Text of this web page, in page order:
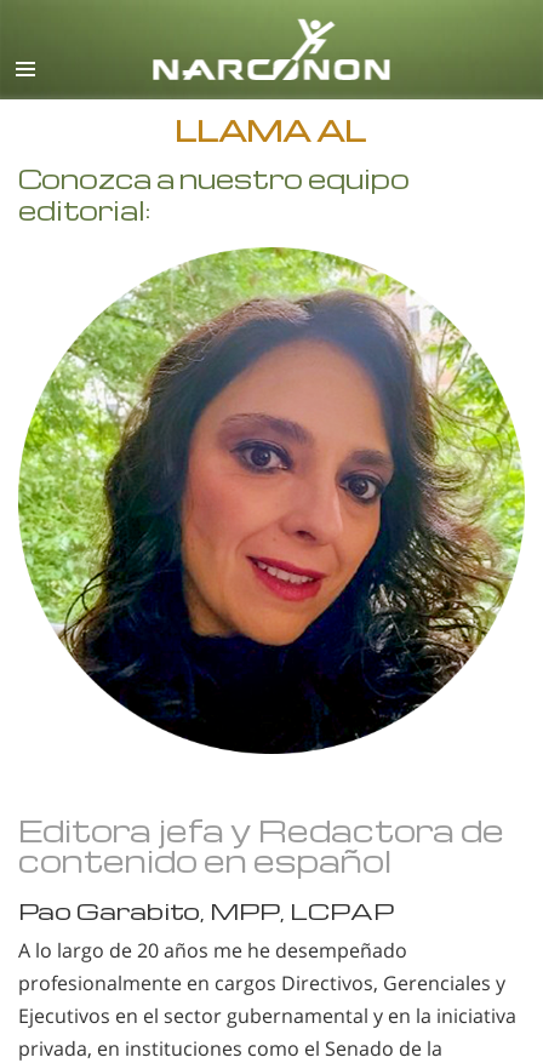
Español
Todas las Regiones/Idiomas
LLAMA AL
Conozca a nuestro equipo
editorial:
Editora jefa y Redactora de
contenido en español
Pao Garabito, MPP, LCPAP
A lo largo de 20 años me he desempeñado
profesionalmente en cargos Directivos, Gerenciales y
Ejecutivos en el sector gubernamental y en la iniciativa
privada, en instituciones como el Senado de la